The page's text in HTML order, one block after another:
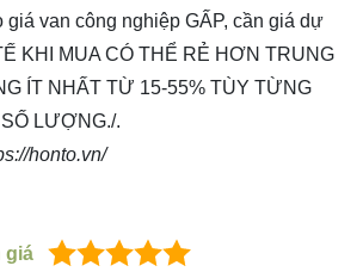
giá van công nghiệp GẤP, cần giá dự
KHI MUA CÓ THỂ RẺ HƠN TRUNG
ÍT NHẤT TỪ 15-55% TÙY TỪNG
LƯỢNG./.
honto.vn/
giá